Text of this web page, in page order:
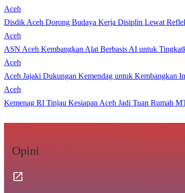
Aceh
Disdik Aceh Dorong Budaya Kerja Disiplin Lewat
Aceh
ASN Aceh Kembangkan Alat Berbasis AI untuk
Aceh
Aceh Jajaki Dukungan Kemendag untuk Kembangkan
Aceh
Kemenag RI Tinjau Kesiapan Aceh Jadi Tuan Rumah
Opini